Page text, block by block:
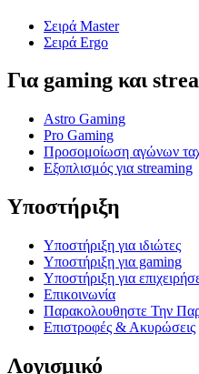
Σειρά Master
Σειρά Ergo
Για gaming και
Astro Gaming
Pro Gaming
Προσομοίωση αγώνων
Εξοπλισμός για streaming
Υποστήριξη
Υποστήριξη για ιδιώτες
Υποστήριξη για gaming
Υποστήριξη για
Επικοινωνία
Παρακολουθηστε Την
Επιστροφές & Ακυρώσεις
Λογισμικό